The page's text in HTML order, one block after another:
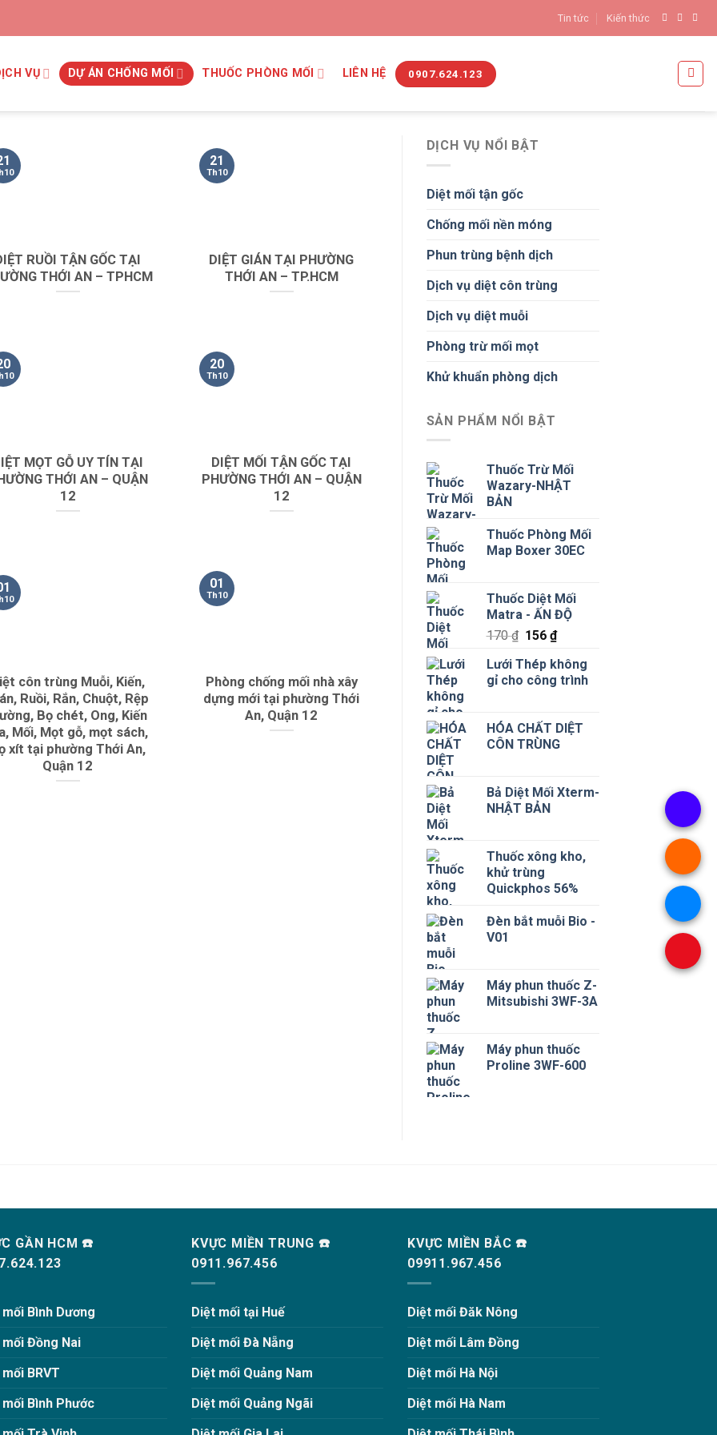
Tin tức Kiến thức
VỤ DỰ ÁN CHỐNG MỐI THUỐC PHÒNG MỐI LIÊN HỆ 0907.624.123
RUỒI TẬN GỐC TẠI
THỚI AN – TPHCM
DIỆT GIÁN TẠI PHƯỜNG
THỚI AN – TP.HCM
21
Th10
MỌT GỖ UY TÍN TẠI
THỚI AN – QUẬN
12
DIỆT MỐI TẬN GỐC TẠI
PHƯỜNG THỚI AN – QUẬN
12
20
Th10
côn trùng Muỗi, Kiến,
Ruồi, Rắn, Chuột, Rệp
Bọ chét, Ong, Kiến
Mối, Mọt gỗ, mọt sách,
xít tại phường Thới An,
Quận 12
Phòng chống mối nhà xây
dựng mới tại phường Thới
An, Quận 12
01
Th10
DỊCH VỤ NỔI BẬT
Diệt mối tận gốc
Chống mối nền móng
Phun trùng bệnh dịch
Dịch vụ diệt côn trùng
Dịch vụ diệt muỗi
Phòng trừ mối mọt
Khử khuẩn phòng dịch
SẢN PHẨM NỔI BẬT
Thuốc Trừ Mối
Wazary-NHẬT
BẢN
Thuốc Phòng Mối
Map Boxer 30EC
Thuốc Diệt Mối
Matra - ẤN ĐỘ
170₫ Giá
là:
170 ₫.
156₫Giá
tại
là:
Lưới Thép không
gỉ cho công trình
HÓA CHẤT DIỆT
CÔN TRÙNG
Bả Diệt Mối Xterm-
NHẬT BẢN
Thuốc xông kho,
khử trùng
Quickphos 56%
Đèn bắt muỗi Bio -
V01
Máy phun thuốc Z-
Mitsubishi 3WF-3A
Máy phun thuốc
Proline 3WF-600
GẦN HCM ☎️
Bình Dương
Đồng Nai
BRVT
Bình Phước
KVỰC MIỀN TRUNG ☎️
0911.967.456
Diệt mối tại Huế
Diệt mối Đà Nẵng
Diệt mối Quảng Nam
Diệt mối Quảng Ngãi
KVỰC MIỀN BẮC ☎️
09911.967.456
Diệt mối Đăk Nông
Diệt mối Lâm Đồng
Diệt mối Hà Nội
Diệt mối Hà Nam